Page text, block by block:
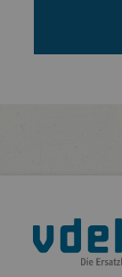
Fußleisten-
Navigation